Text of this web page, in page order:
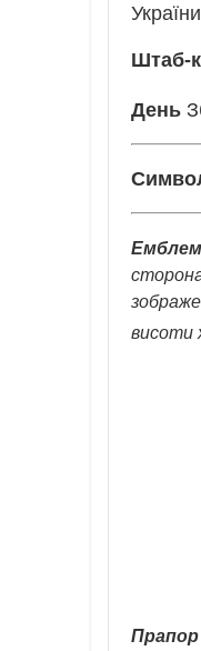
Штаб-
День
висоти
Прапор